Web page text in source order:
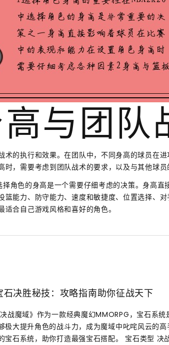
高与团队
术的执行和效果。在团队中，不同身高的球员在
时，需要考虑到团队战术的要求，以及与其他球员
角色的身高是一个需要仔细考虑的决策。身高直
篮能力、防守能力、速度和敏捷度、位置选择、
适合自己游戏风格和喜好的角色。
石决胜秘技：攻略指南助你征战天下
战魔域》作为一款经典魔幻MMORPG，宝石系
极大提升角色的战斗力，成为魔域中叱咤风云的
宝石系统，助你打造最强宝石搭配。 宝石类型 决